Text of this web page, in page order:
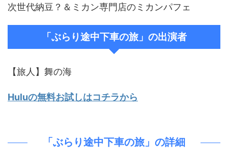
次世代納豆？＆ミカン専門店のミカンパフェ
「ぶらり途中下車の旅」の出演者
【旅人】舞の海
Huluの無料お試しはコチラから
「ぶらり途中下車の旅」の詳細